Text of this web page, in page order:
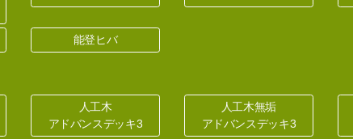
能登ヒバ
人工木
アドバンスデッキ3
人工木無垢
アドバンスデッキ3